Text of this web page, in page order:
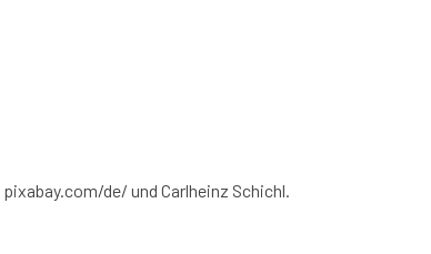
pixabay.com/de/ und Carlheinz Schichl.